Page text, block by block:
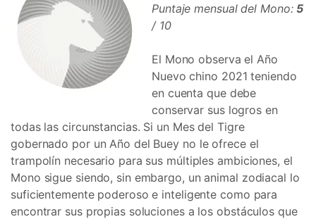
Puntaje mensual del Mono:5
/ 10
El Mono observa el Año
Nuevo chino 2021 teniendo
en cuenta que debe
conservar sus logros en
todas las circunstancias. Si un Mes del Tigre
gobernado por un Año del Buey no le ofrece el
trampolín necesario para sus múltiples ambiciones, el
Mono sigue siendo, sin embargo, un animal zodiacal lo
suficientemente poderoso e inteligente como para
encontrar sus propias soluciones a los obstáculos que